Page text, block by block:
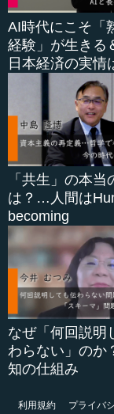
AI時代にこそ「
経験」が生きる
日本経済の実情
「共生」の本当
は？…人間は
becoming
なぜ「何回説明
わらない」のか
知の仕組み
利用規約
プライバ